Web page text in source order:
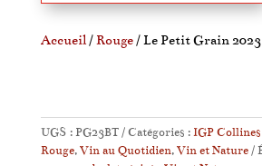
Accueil/Rouge/ Le Petit Grain 2023
UGS :PG23BT Catégories :IGP
Rouge,Vin au Quotidien,Vin et Nature